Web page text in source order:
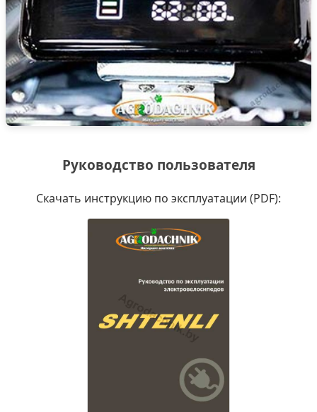
Руководство пользователя
Скачать инструкцию по эксплуатации (PDF):